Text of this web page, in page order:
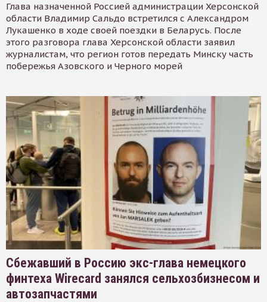
Глава назначенной Россией администрации Херсонской
области Владимир Сальдо встретился с Александром
Лукашенко в ходе своей поездки в Беларусь. После
этого разговора глава Херсонской области заявил
журналистам, что регион готов передать Минску часть
побережья Азовского и Черного морей
Сбежавший в Россию экс-глава немецкого
финтеха Wirecard занялся сельхозбизнесом и
автозапчастями